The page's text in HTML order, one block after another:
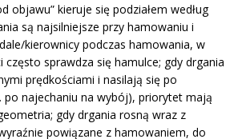
objawu” kieruje się podziałem według
są najsilniejsze przy hamowaniu i
kierownicy podczas hamowania, w
sprawdza się hamulce; gdy drgania
prędkościami i nasilają się po
po najechaniu na wybój), priorytet mają
gdy drgania rosną wraz z
powiązane z hamowaniem, do